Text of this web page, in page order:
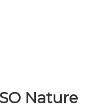
Nature